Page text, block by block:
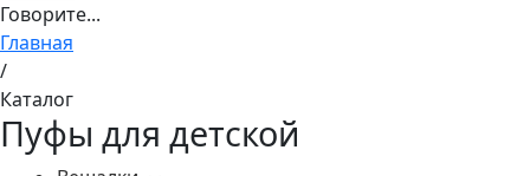
Говорите...
Главная
/
Каталог
Пуфы для детской